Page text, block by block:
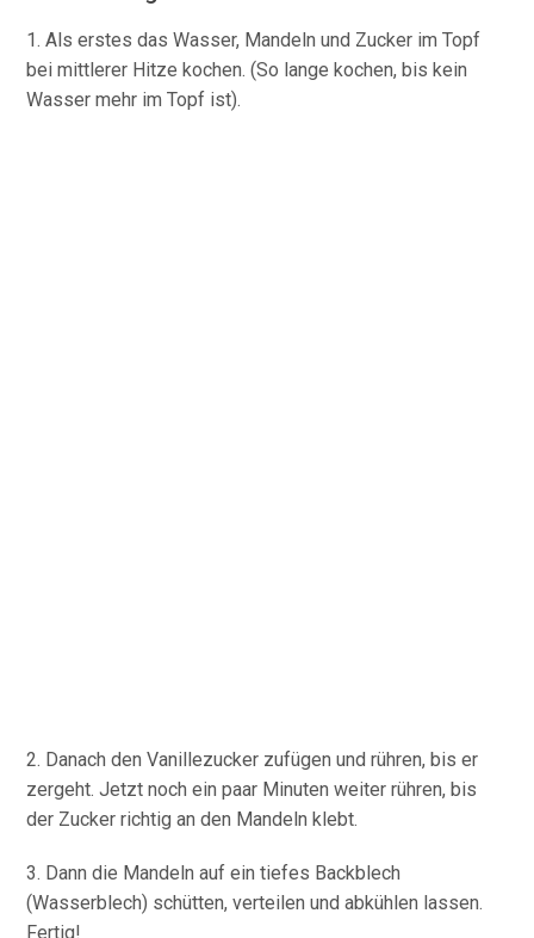
1. Als erstes das Wasser, Mandeln und Zucker im Topf
bei mittlerer Hitze kochen. (So lange kochen, bis kein
Wasser mehr im Topf ist).
2. Danach den Vanillezucker zufügen und rühren, bis er
zergeht. Jetzt noch ein paar Minuten weiter rühren, bis
der Zucker richtig an den Mandeln klebt.
3. Dann die Mandeln auf ein tiefes Backblech
(Wasserblech) schütten, verteilen und abkühlen lassen.
Fertig!